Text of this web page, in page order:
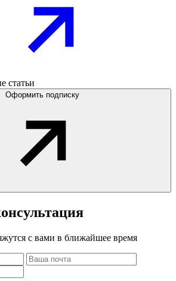
статьи
Оформить подписку
с вами в ближайшее время